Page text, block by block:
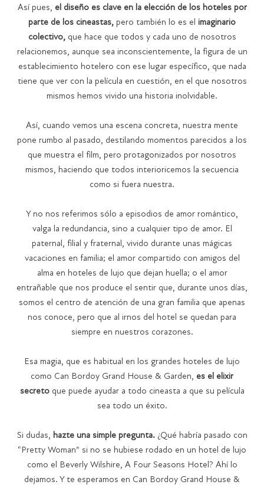
Así pues, el diseño es clave en la elección de los hoteles por
parte de los cineastas, pero también lo es el imaginario
colectivo,que hace que todos y cada uno de nosotros
relacionemos, aunque sea inconscientemente, la figura de un
establecimiento hotelero con ese lugar específico, que nada
tiene que ver con la película en cuestión, en el que nosotros
mismos hemos vivido una historia inolvidable.
Así, cuando vemos una escena concreta, nuestra mente
pone rumbo al pasado, destilando momentos parecidos a los
que muestra el film, pero protagonizados por nosotros
mismos, haciendo que todos interioricemos la secuencia
como si fuera nuestra.
Y no nos referimos sólo a episodios de amor romántico,
valga la redundancia, sino a cualquier tipo de amor. El
paternal, filial y fraternal, vivido durante unas mágicas
vacaciones en familia; el amor compartido con amigos del
alma en hoteles de lujo que dejan huella; o el amor
entrañable que nos produce el sentir que, durante unos días,
somos el centro de atención de una gran familia que apenas
nos conoce, pero que al irnos del hotel se quedan para
siempre en nuestros corazones.
Esa magia, que es habitual en los grandes hoteles de lujo
como Can Bordoy Grand House & Garden, es el elixir
secretoque puede ayudar a todo cineasta a que su película
sea todo un éxito.
Si dudas, hazte una simple pregunta.¿Qué habría pasado con
“Pretty Woman” si no se hubiese rodado en un hotel de lujo
como el Beverly Wilshire, A Four Seasons Hotel? Ahí lo
dejamos. Y te esperamos en Can Bordoy Grand House &